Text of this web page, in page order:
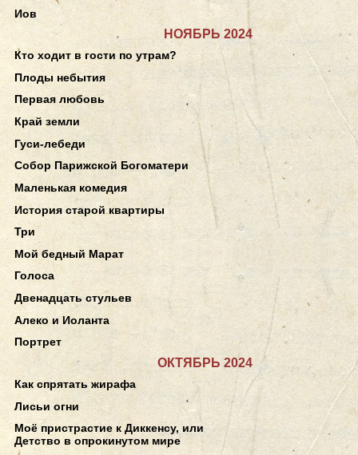
Иов
НОЯБРЬ 2024
Кто ходит в гости по утрам?
Плоды небытия
Первая любовь
Край земли
Гуси-лебеди
Собор Парижской Богоматери
Маленькая комедия
История старой квартиры
Три
Мой бедный Марат
Голоса
Двенадцать стульев
Алеко и Иоланта
Портрет
ОКТЯБРЬ 2024
Как спрятать жирафа
Лисьи огни
Моё пристрастие к Диккенсу, или
Детство в опрокинутом мире